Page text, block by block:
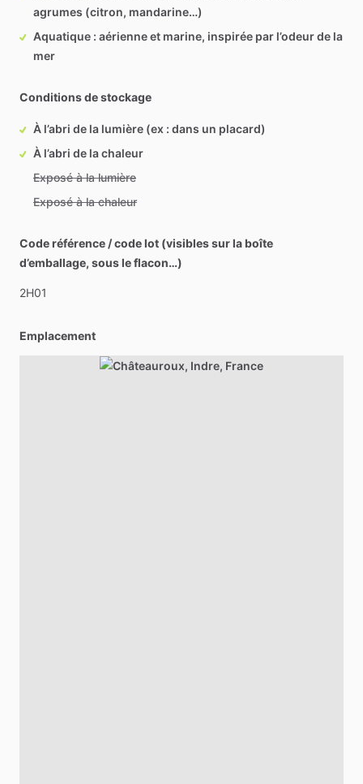
agrumes (citron, mandarine…)
Aquatique : aérienne et marine, inspirée par l’odeur de la
mer
Conditions de stockage
À l’abri de la lumière (ex : dans un placard)
À l’abri de la chaleur
Exposé à la lumière
Exposé à la chaleur
Code référence / code lot (visibles sur la boîte
d’emballage, sous le flacon…)
2H01
Emplacement